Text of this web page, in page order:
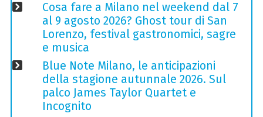
Cosa fare a Milano nel weekend dal 7
al 9 agosto 2026? Ghost tour di San
Lorenzo, festival gastronomici, sagre
e musica
Blue Note Milano, le anticipazioni
della stagione autunnale 2026. Sul
palco James Taylor Quartet e
Incognito